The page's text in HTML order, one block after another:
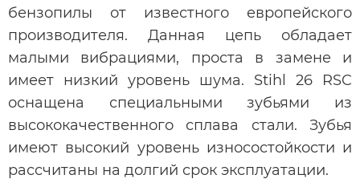
бензопилы от известного европейского
производителя. Данная цепь обладает
малыми вибрациями, проста в замене и
имеет низкий уровень шума. Stihl 26 RSC
оснащена специальными зубьями из
высококачественного сплава стали. Зубья
имеют высокий уровень износостойкости и
рассчитаны на долгий срок эксплуатации.